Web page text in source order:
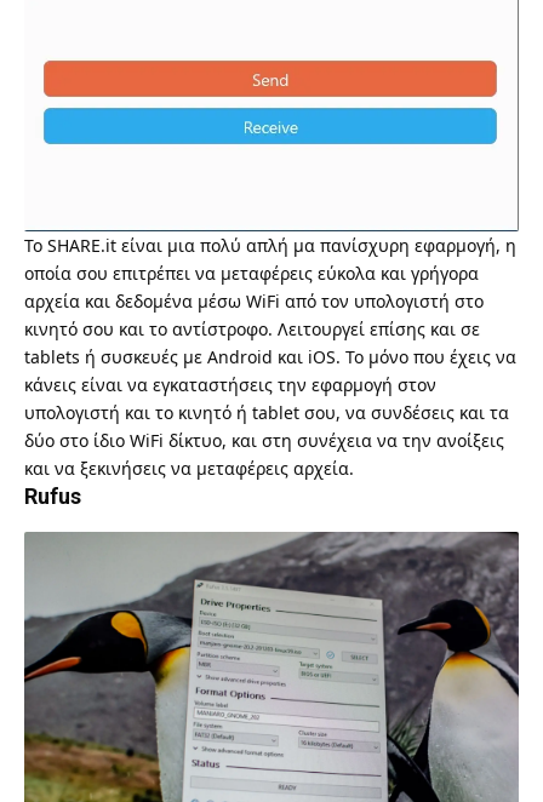
Το SHARE.it είναι μια πολύ απλή μα πανίσχυρη εφαρμογή, η
οποία σου επιτρέπει να μεταφέρεις εύκολα και γρήγορα
αρχεία και δεδομένα μέσω WiFi από τον υπολογιστή στο
κινητό σου και το αντίστροφο. Λειτουργεί επίσης και σε
tablets ή συσκευές με Android και iOS. Το μόνο που έχεις να
κάνεις είναι να εγκαταστήσεις την εφαρμογή στον
υπολογιστή και το κινητό ή tablet σου, να συνδέσεις και τα
δύο στο ίδιο WiFi δίκτυο, και στη συνέχεια να την ανοίξεις
και να ξεκινήσεις να μεταφέρεις αρχεία.
Rufus